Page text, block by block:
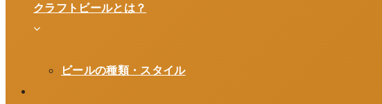
クラフトビールとは？
ビールの種類・スタイル